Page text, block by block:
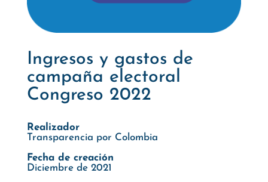
Ingresos y gastos de
campaña electoral
Congreso 2022
Realizador
Transparencia por Colombia
Fecha de creación
Diciembre de 2021